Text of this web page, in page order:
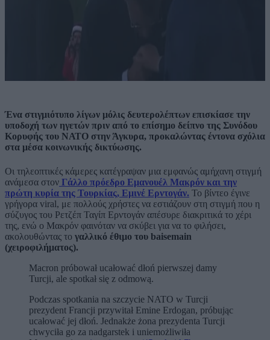
Ένα στιγμιότυπο λίγων μόλις δευτερολέπτων επισκίασε την
υποδοχή των ηγετών πριν από το επίσημο δείπνο της Συνόδου
Κορυφής του ΝΑΤΟ στην Άγκυρα, προκαλώντας έντονα σχόλια
στα μέσα κοινωνικής δικτύωσης.
Οι τηλεοπτικές κάμερες κατέγραψαν μια εμφανώς αμήχανη στιγμή
ανάμεσα στον Γάλλο πρόεδρο Εμανουέλ Μακρόν και την
πρώτη κυρία της Τουρκίας, Εμινέ Ερντογάν. Το βίντεο έγινε
γρήγορα viral, με πολλούς χρήστες να εστιάζουν στη στιγμή που η
σύζυγος του Ρετζέπ Ταγίπ Ερντογάν απέσυρε διακριτικά το χέρι
της, ενώ ο Μακρόν φαινόταν να σκύβει για να το φιλήσει,
ακολουθώντας το γαλλικό έθιμο του baisemain
(χειροφιλήματος).
Macron próbował ucałować dłoń pierwszej damy
Turcji, ale spotkał się z odmową.
Podczas spotkania na szczycie NATO w Turcji
prezydent Francji przywitał Emine Erdogan, próbując
ucałować jej dłoń. Jednakże żona prezydenta Turcji
chwyciła go za nadgarstek i uniemożliwiła